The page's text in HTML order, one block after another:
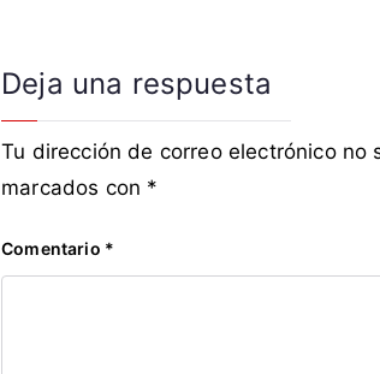
Deja una respuesta
Tu dirección de correo electrónico no
marcados con *
Comentario *